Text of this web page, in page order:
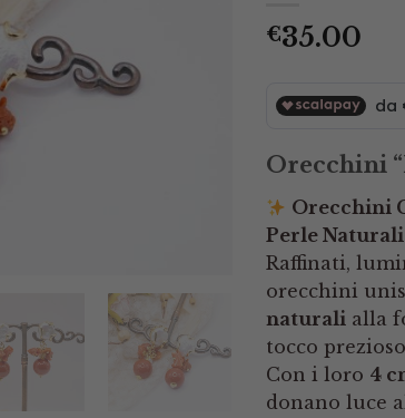
€35.00
Orecchini
Orecchini
Perle Naturali
Raffinati,
orecchini
naturali alla
tocco
Con i loro 4
donano luce